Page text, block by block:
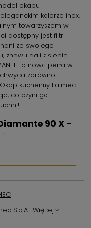
okapu
kolorze inox.
towarzyszem w
dostępny jest filtr
ze swojego
znowu dali z siebie
to nowa perła w
zarówno
kuchenny Falmec
co czyni go
90 X -
co pozwala mu działać
w standardowej
w okapie nie
oświetlenie
odznacza się
S.p.A Więcej